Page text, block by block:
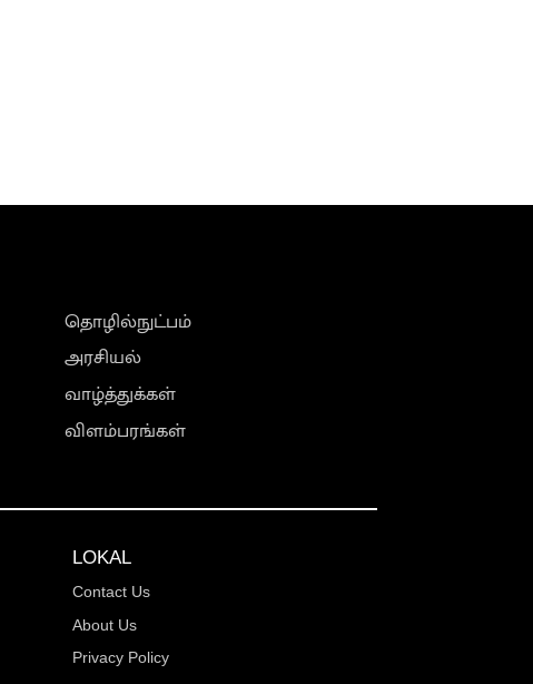
தொழில்நுட்பம்
அரசியல்
வாழ்த்துக்கள்
விளம்பரங்கள்
LOKAL
Contact Us
About Us
Privacy Policy